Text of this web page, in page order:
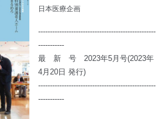
日本医療企画
--------------------------------------------------
-----------
最 新 号 2023年5月号(2023年
4月20日 発行)
--------------------------------------------------
-----------